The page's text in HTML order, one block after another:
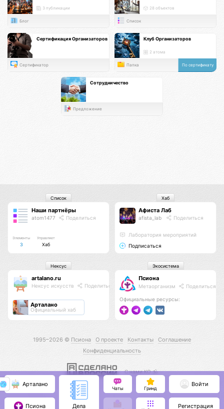
3 публикации
Блог
28 объектов
Список
Сертификация Организаторов
Сертификатор
Клуб Организаторов
2 атома
Папка По сертификату
Сотрудничество
Предложение
Наши партнёры
atom1477 Поделиться
Элементы
3
Управляет
Хаб
Список
Афиста Лаб
afista_lab Поделиться
Лаборатория мероприятий
Подписаться
Хаб
artalano.ru
Нексус искусств Поделиться
Арталано
Официальный хаб
Нексус
Псиона
Метаорганизм Поделиться
Официальные ресурсы:
Экосистема
1995–2026 © Псиона О проекте Контакты
Соглашение
Конфиденциальность
С нами КО 🕉️
Арталано
Псиона Дела
Чаты Гринд
Войти
Регистрация